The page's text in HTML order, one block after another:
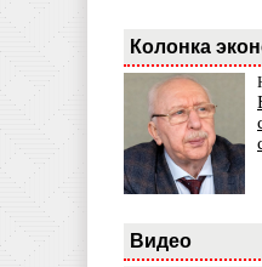
Колонка
Видео